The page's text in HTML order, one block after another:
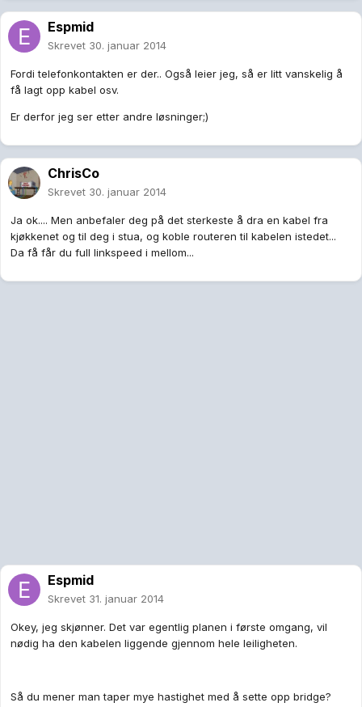
Espmid
Skrevet 30. januar 2014
Fordi telefonkontakten er der.. Også leier jeg, så er litt vanskelig å
få lagt opp kabel osv.
Er derfor jeg ser etter andre løsninger;)
ChrisCo
Skrevet 30. januar 2014
Ja ok.... Men anbefaler deg på det sterkeste å dra en kabel fra
kjøkkenet og til deg i stua, og koble routeren til kabelen istedet...
Da få får du full linkspeed i mellom...
Espmid
Skrevet 31. januar 2014
Okey, jeg skjønner. Det var egentlig planen i første omgang, vil
nødig ha den kabelen liggende gjennom hele leiligheten.
Så du mener man taper mye hastighet med å sette opp bridge?